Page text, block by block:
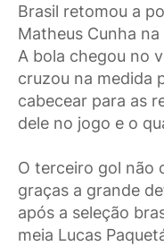
Brasil retomou a
Matheus Cunha
A bola chegou no
cruzou na medida
cabecear para as
dele no jogo e o
O terceiro gol não
graças a grande
após a seleção
meia Lucas